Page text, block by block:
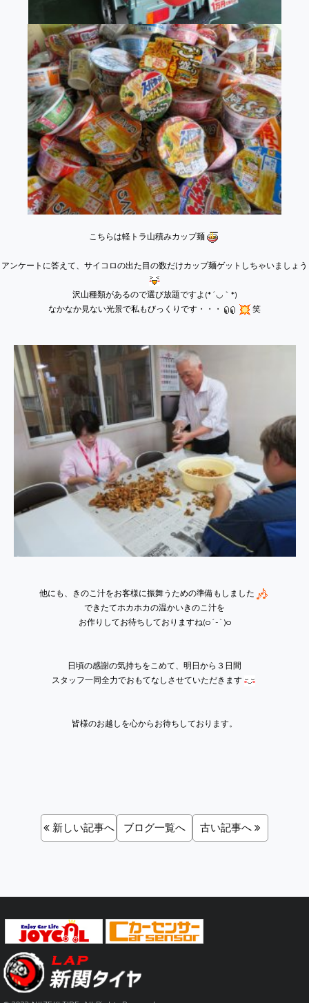
こちらは軽トラ山積みカップ麺
アンケートに答えて、サイコロの出た目の数だけカップ麺ゲットしちゃいましょう
沢山種類があるので選び放題ですよ(*´◡｀​*)
なかなか見ない光景で私もびっくりです・・・
笑
他にも、きのこ汁をお客様に振舞うための準備もしました
できたてホカホカの温かいきのこ汁を
お作りしてお待ちしておりますね(o´-`)o
日頃の感謝の気持ちをこめて、明日から３日間
スタッフ一同全力でおもてなしさせていただきます
皆様のお越しを心からお待ちしております。
新しい記事へ ブログ一覧へ 古い記事へ